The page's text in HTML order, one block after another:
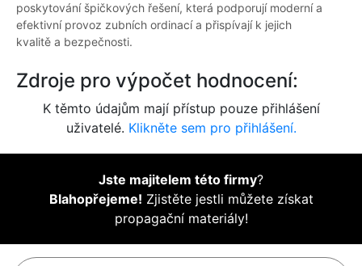
poskytování špičkových řešení, která podporují moderní a
efektivní provoz zubních ordinací a přispívají k jejich
kvalitě a bezpečnosti.
Zdroje pro výpočet hodnocení:
K těmto údajům mají přístup pouze přihlášení
uživatelé. Klikněte sem pro přihlášení.
Jste majitelem této firmy?
Blahopřejeme! Zjistěte jestli můžete získat
propagační materiály!